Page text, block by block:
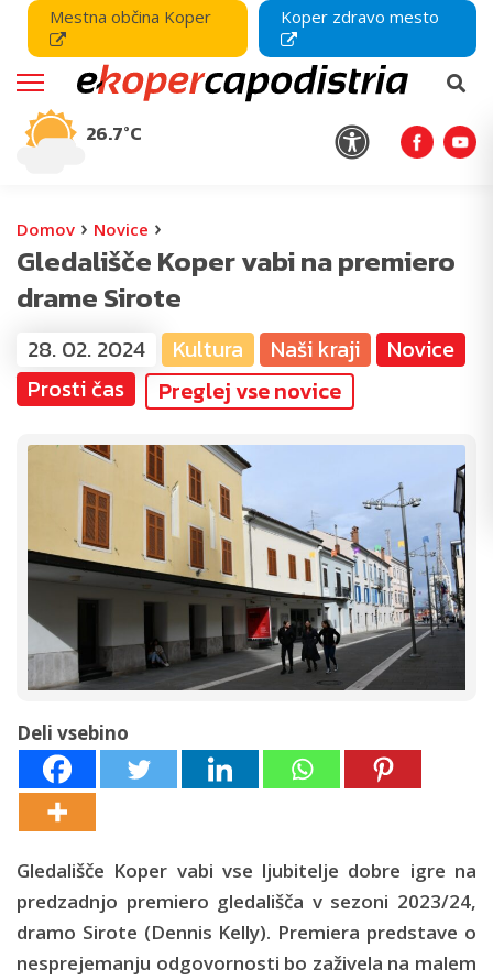
Mestna občina Koper Koper zdravo mesto
26.7°C
Domov › Novice ›
Gledališče Koper vabi na premiero
drame Sirote
28. 02. 2024 Kultura Naši kraji
Novice
Prosti čas
Preglej vse novice
Deli vsebino
Gledališče Koper vabi vse ljubitelje dobre igre na
predzadnjo premiero gledališča v sezoni 2023/24,
dramo Sirote (Dennis Kelly). Premiera predstave o
nesprejemanju odgovornosti bo zaživela na malem